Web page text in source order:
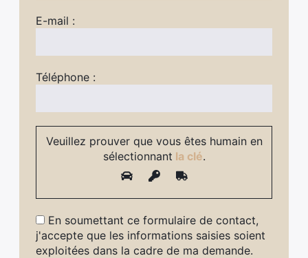
E-mail :
Téléphone :
Veuillez prouver que vous êtes humain en
sélectionnant la clé.
En soumettant ce formulaire de contact,
j'accepte que les informations saisies soient
exploitées dans la cadre de ma demande.